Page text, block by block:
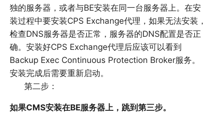
独的服务器，或者与BE安装在同一台服务器上。在安
装过程中要安装CPS Exchange代理，如果无法安装，
检查DNS服务器是否正常，服务器的DNS配置是否正
确。安装好CPS Exchange代理后应该可以看到
Backup Exec Continuous Protection Broker服务。
安装完成后需要重新启动。
第二步：
如果CMS安装在BE服务器上，跳到第三步。